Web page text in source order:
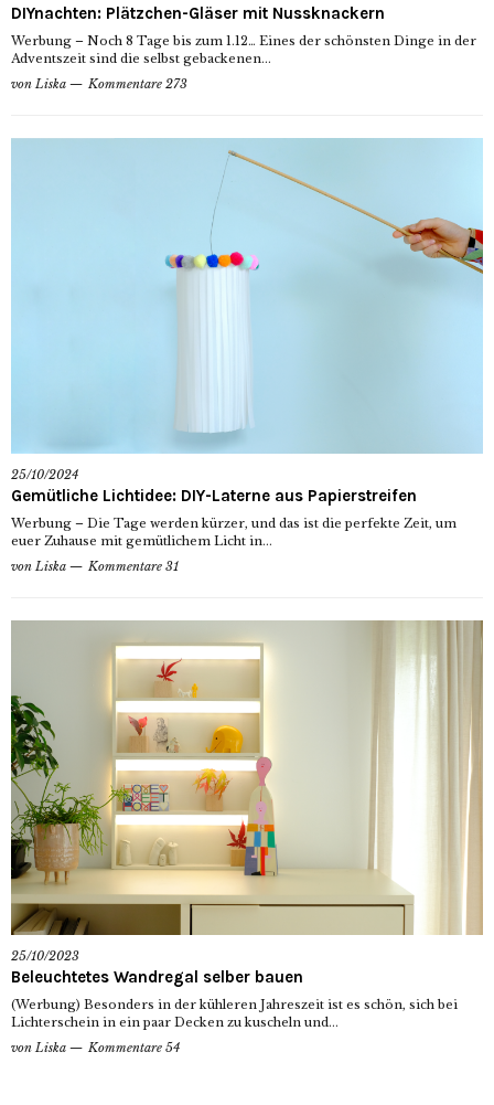
DIYnachten: Plätzchen-Gläser mit Nussknackern
Werbung – Noch 8 Tage bis zum 1.12… Eines der schönsten Dinge in der
Adventszeit sind die selbst gebackenen...
von Liska Kommentare 273
25/10/2024
Gemütliche Lichtidee: DIY-Laterne aus Papierstreifen
Werbung – Die Tage werden kürzer, und das ist die perfekte Zeit, um
euer Zuhause mit gemütlichem Licht in...
von Liska Kommentare 31
25/10/2023
Beleuchtetes Wandregal selber bauen
(Werbung) Besonders in der kühleren Jahreszeit ist es schön, sich bei
Lichterschein in ein paar Decken zu kuscheln und...
von Liska Kommentare 54